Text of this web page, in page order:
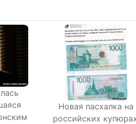
Новая пасхалка на
российских